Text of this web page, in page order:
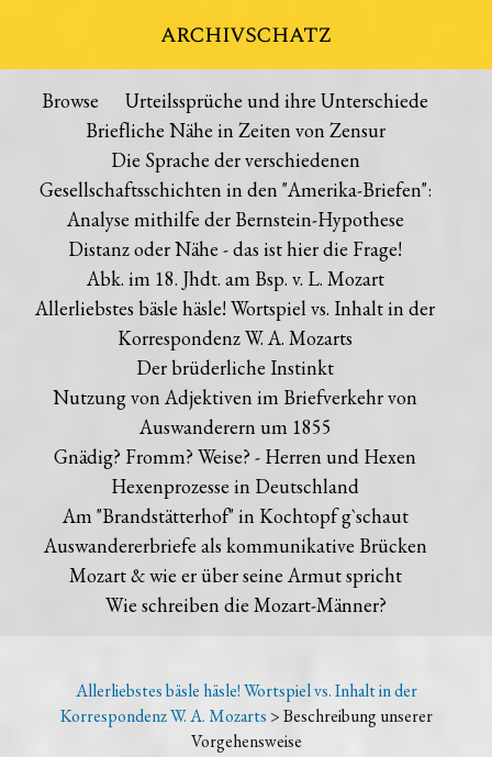
archivschatz
Browse
Urteilssprüche und ihre Unterschiede
Briefliche Nähe in Zeiten von Zensur
Die Sprache der verschiedenen
Gesellschaftsschichten in den "Amerika-Briefen":
Analyse mithilfe der Bernstein-Hypothese
Distanz oder Nähe - das ist hier die Frage!
Abk. im 18. Jhdt. am Bsp. v. L. Mozart
Allerliebstes bäsle häsle! Wortspiel vs. Inhalt in der
Korrespondenz W. A. Mozarts
Der brüderliche Instinkt
Nutzung von Adjektiven im Briefverkehr von
Auswanderern um 1855
Gnädig? Fromm? Weise? - Herren und Hexen
Hexenprozesse in Deutschland
Am "Brandstätterhof" in Kochtopf g`schaut
Auswandererbriefe als kommunikative Brücken
Mozart & wie er über seine Armut spricht
Wie schreiben die Mozart-Männer?
Allerliebstes bäsle häsle! Wortspiel vs. Inhalt in der
Korrespondenz W. A. Mozarts > Beschreibung unserer
Vorgehensweise